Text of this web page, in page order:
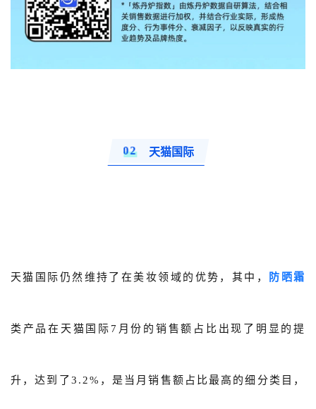
02 天猫国际
天猫国际仍然维持了在美妆领域的优势，其中， 防晒霜
类产品在天猫国际7月份的销售额占比出现了明显的提
升，达到了3.2%，是当月销售额占比最高的细分类目，